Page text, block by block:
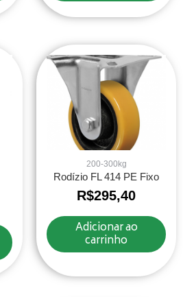
200-300kg
Rodízio FL 414 PE Fixo
R$295,40
Adicionar ao
carrinho